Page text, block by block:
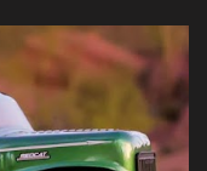
les principales
et Structure Le design
chez un véhicule
que le XRT est un
taille et de forme. Le